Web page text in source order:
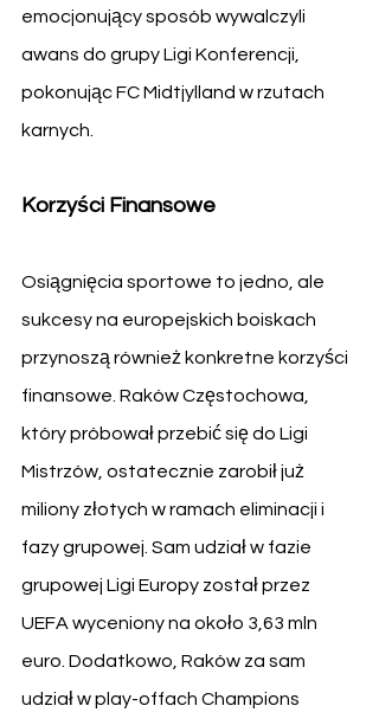
emocjonujący sposób wywalczyli
awans do grupy Ligi Konferencji,
pokonując FC Midtjylland w rzutach
karnych.
Korzyści Finansowe
Osiągnięcia sportowe to jedno, ale
sukcesy na europejskich boiskach
przynoszą również konkretne korzyści
finansowe. Raków Częstochowa,
który próbował przebić się do Ligi
Mistrzów, ostatecznie zarobił już
miliony złotych w ramach eliminacji i
fazy grupowej. Sam udział w fazie
grupowej Ligi Europy został przez
UEFA wyceniony na około 3,63 mln
euro. Dodatkowo, Raków za sam
udział w play-offach Champions